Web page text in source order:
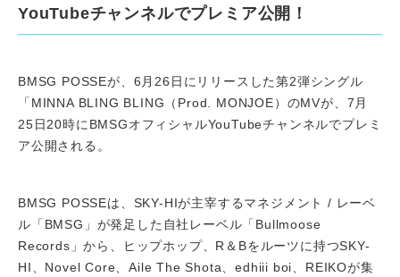
YouTubeチャンネルでプレミア公開！
BMSG POSSEが、6月26日にリリースした第2弾シングル
「MINNA BLING BLING（Prod. MONJOE）のMVが、7月
25日20時にBMSGオフィシャルYouTubeチャンネルでプレミ
ア公開される。
BMSG POSSEは、SKY-HIが主宰するマネジメント / レーベ
ル「BMSG」が発足した自社レーベル「Bullmoose
Records」から、ヒップホップ、R＆Bをルーツに持つSKY-
HI、Novel Core、Aile The Shota、edhiii boi、REIKOが集